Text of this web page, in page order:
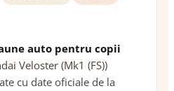
auto pentru copii
Veloster (Mk1 (FS))
cu date oficiale de la